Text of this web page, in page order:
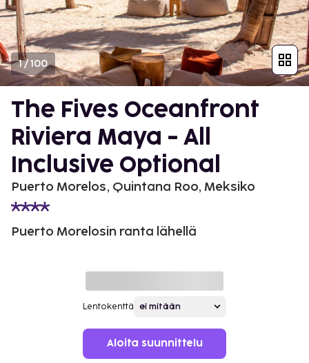
1/100
The Fives Oceanfront
Riviera Maya - All
Inclusive Optional
Puerto Morelos, Quintana Roo, Meksiko
Puerto Morelosin ranta lähellä
Lentokenttä
Aloita suunnittelu